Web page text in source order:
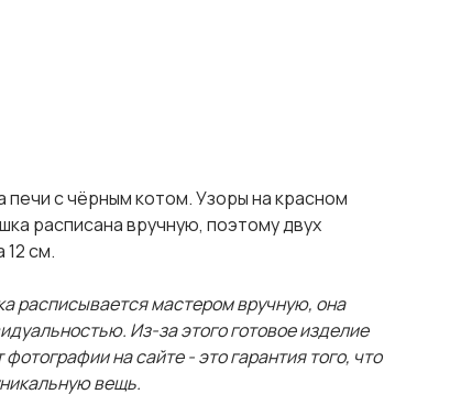
с чёрным котом. Узоры на красном
расписана вручную, поэтому двух
см.
расписывается мастером вручную, она
Из-за этого готовое изделие
на сайте - это гарантия того, что
вещь.